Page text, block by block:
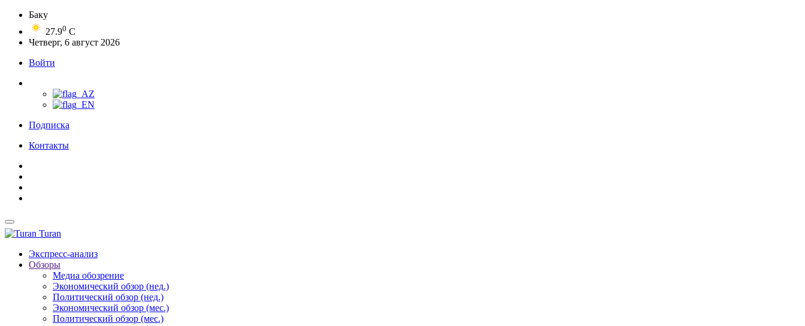
Баку
27.90 C
Четверг, 6 август 2026
Войти
Подписка
Контакты
Turan
Экспресс-анализ
Обзоры
Медиа обозрение
Экономический обзор (нед.)
Политический обзор (нед.)
Экономический обзор (мес.)
Политический обзор (мес.)